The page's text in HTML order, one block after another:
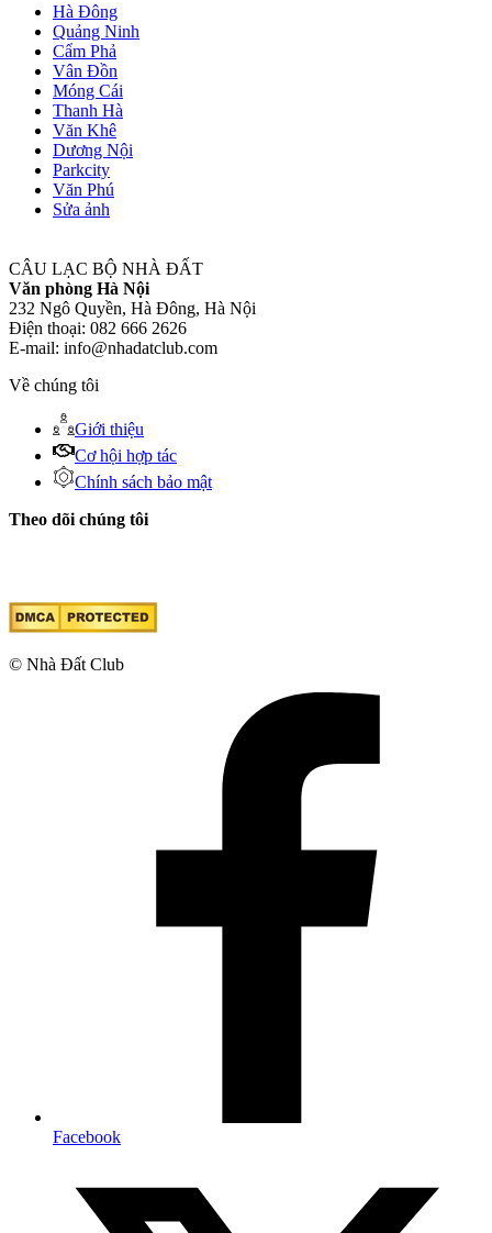
Hà Đông
Quảng Ninh
Cẩm Phả
Vân Đồn
Móng Cái
Thanh Hà
Văn Khê
Dương Nội
Parkcity
Văn Phú
Sửa ảnh
CÂU LẠC BỘ NHÀ ĐẤT
Văn phòng Hà Nội
232 Ngô Quyền, Hà Đông, Hà Nội
Điện thoại: 082 666 2626
E-mail: info@nhadatclub.com
Về chúng tôi
Giới thiệu
Cơ hội hợp tác
Chính sách bảo mật
Theo dõi chúng tôi
© Nhà Đất Club
Facebook